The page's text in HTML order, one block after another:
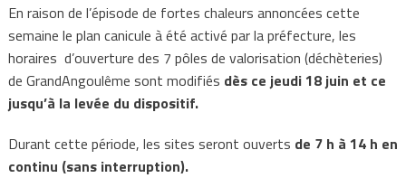
En raison de l’épisode de fortes chaleurs annoncées cette
semaine le plan canicule à été activé par la préfecture, les
horaires d’ouverture des 7 pôles de valorisation (déchèteries)
de GrandAngoulême sont modifiés dès ce jeudi 18 juin et ce
jusqu’à la levée du dispositif.
Durant cette période, les sites seront ouverts de 7 h à 14 h en
continu (sans interruption).